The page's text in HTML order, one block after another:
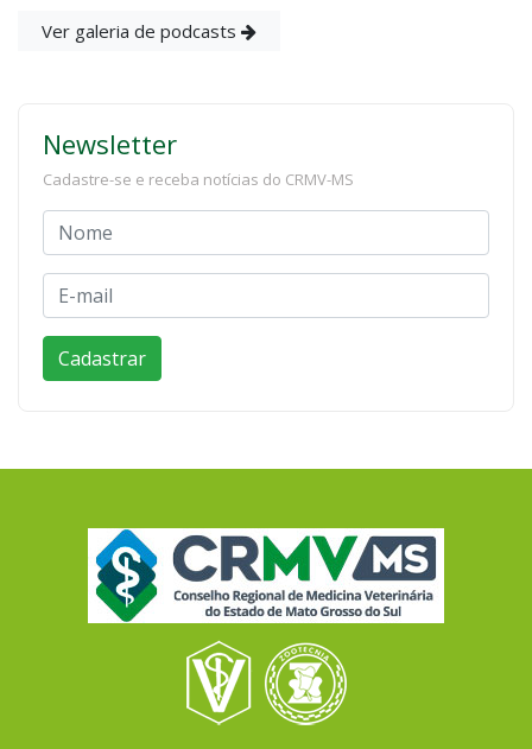
Ver galeria de podcasts
Newsletter
Cadastre-se e receba notícias do CRMV-MS